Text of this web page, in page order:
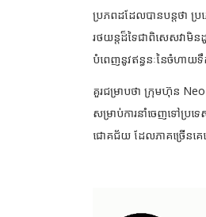
ប្រភពដដែលបានបន្តថា ប្
រថយន្តដ៏ទៃជាពិសេសវាមិន
បំពេញនូវឥន្ធនៈនៃចំហាយទឹ
គួរជម្រាបថា ក្រុមហ៊ុន
សម្រាប់ការនាំចេញទៅប្រ
ជោគជ័យ ដែលភាគច្រើនគ